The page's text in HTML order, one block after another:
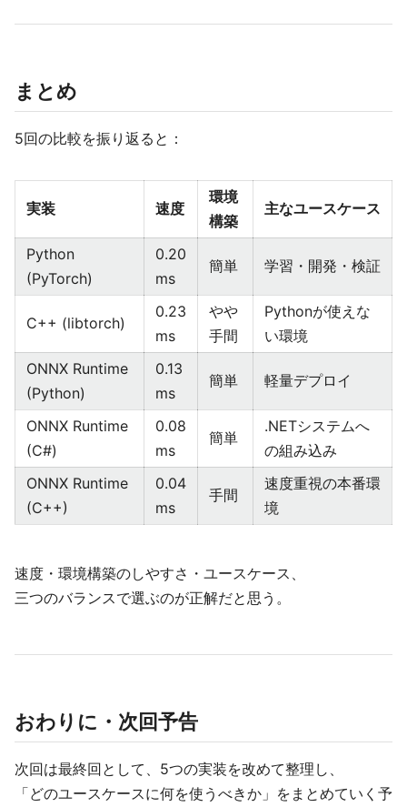
まとめ
5回の比較を振り返ると：
実装 速度
環境
構築
主なユースケース
Python
(PyTorch)
0.20
ms
簡単 学習・開発・検証
C++ (libtorch)
0.23
ms
やや
手間
Pythonが使えな
い環境
ONNX Runtime
(Python)
0.13
ms
簡単 軽量デプロイ
ONNX Runtime
(C#)
0.08
ms
簡単
.NETシステムへ
の組み込み
ONNX Runtime
(C++)
0.04
ms
手間
速度重視の本番環
境
速度・環境構築のしやすさ・ユースケース、
三つのバランスで選ぶのが正解だと思う。
おわりに・次回予告
次回は最終回として、5つの実装を改めて整理し、
「どのユースケースに何を使うべきか」をまとめていく予